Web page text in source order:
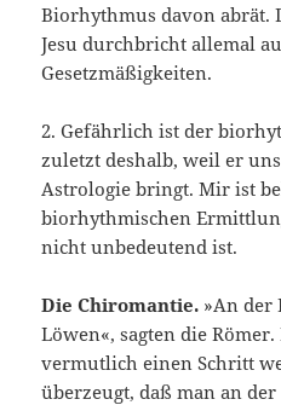
Biorhythmus davon abrät.
Jesu durchbricht allemal
Gesetzmäßigkeiten.
2. Gefährlich ist der
zuletzt deshalb, weil er
Astrologie bringt. Mir ist
biorhythmischen
nicht unbedeutend ist.
Die Chiromantie. »An der
Löwen«, sagten die
vermutlich einen Schritt
überzeugt, daß man an